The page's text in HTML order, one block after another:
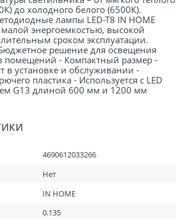
до холодного белого (6500К).
лампы LED-T8 IN HOME
малой энергоемкостью, высокой
сроком эксплуатации.
решение для освещения
помещений - Компактный размер -
в установке и обслуживании -
пластика - Используется с LED
G13 длиной 600 мм и 1200 мм
4690612033266
Нет
IN HOME
0.135